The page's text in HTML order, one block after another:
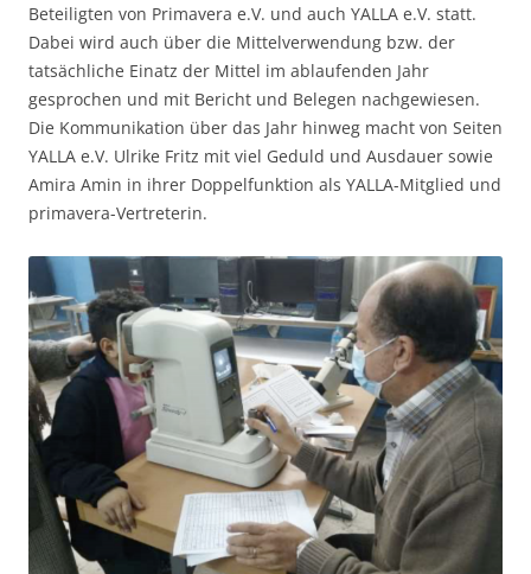
Beteiligten von Primavera e.V. und auch YALLA e.V. statt.
Dabei wird auch über die Mittelverwendung bzw. der
tatsächliche Einatz der Mittel im ablaufenden Jahr
gesprochen und mit Bericht und Belegen nachgewiesen.
Die Kommunikation über das Jahr hinweg macht von Seiten
YALLA e.V. Ulrike Fritz mit viel Geduld und Ausdauer sowie
Amira Amin in ihrer Doppelfunktion als YALLA-Mitglied und
primavera-Vertreterin.